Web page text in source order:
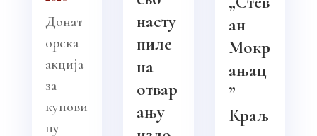
Донат
орска
акција
за
купови
ну
насту
пиле
на
отвар
ању
ан
Мокр
ањац
”
Краљ